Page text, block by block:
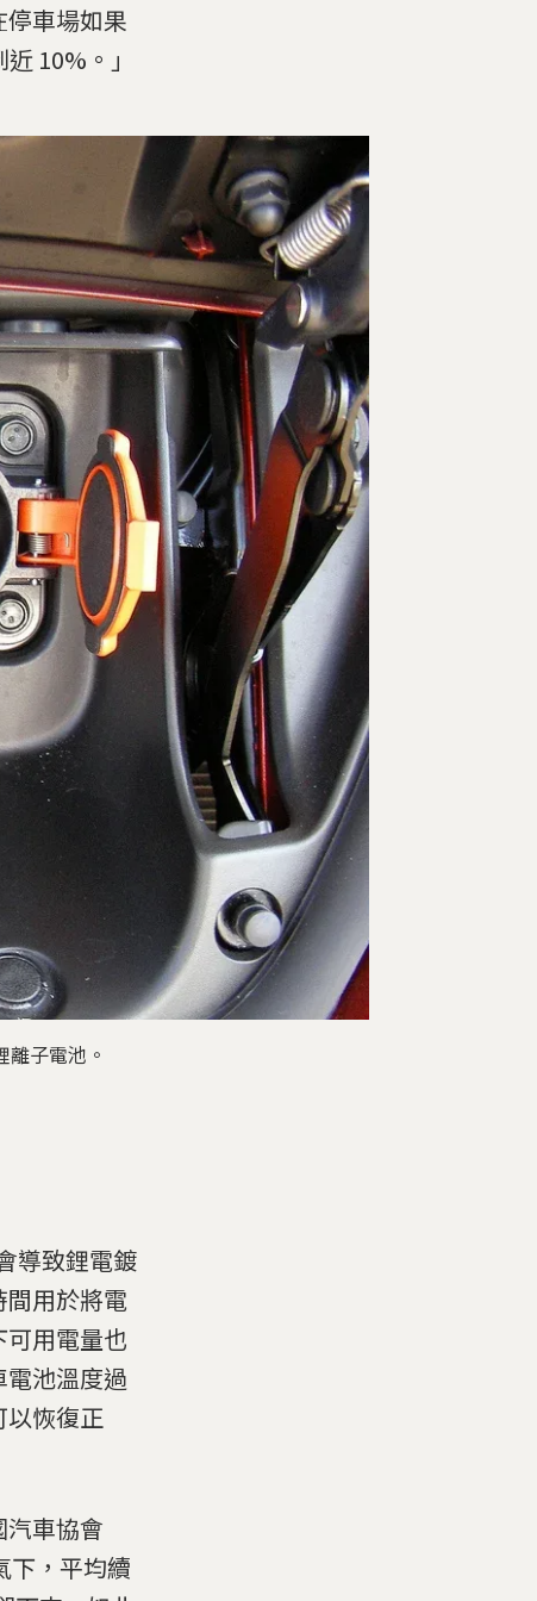
車場如果
10%。」
子電池。
導致鋰電鍍
用於將電
用電量也
池溫度過
以恢復正
車協會
下，平均續